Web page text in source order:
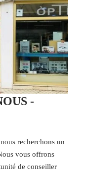
-
recherchons un
vous offrons
de conseiller